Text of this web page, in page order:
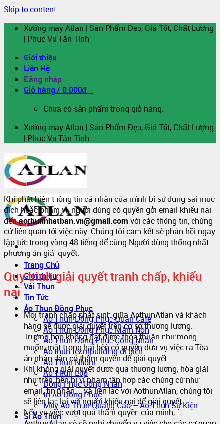
Skip to content
Xưởng may Atlan | Sản Phẩm Đẹp, Giá Tốt, Chất Lượng
| Phục Vụ Tận Tình
Giới thiệu
Liên Hệ
Đăng nhập
Giỏ hàng / 0.000₫
Chưa có sản phẩm trong giỏ hàng.
Xưởng may Atlan | Sản Phẩm Đẹp, Giá Tốt, Chất Lượng
| Phục Vụ Tận Tình
Trang Chủ
Giới thiệu
Vải Thun
Tin Tức
Áo Thun Đồng Phục
Áo Thun Đồng Phục Quán Cafe
Áo Thun Đồng Phục Mầm Non
Áo Thun Đồng Phục Công Nhân
Áo thun teambuilding đi biển
Áo Thun Nhóm
Áo Thun Lớp
Đồng Phục Công Nhân
In Áo Đồng Phục
May Áo Thun Quảng Cáo – Áo Thun Sự Kiện
Sỉ Áo Thun
Khi phát hiện thông tin cá nhân của mình bị sử dụng sai mục
đích hoặc phạm vi, người dùng có quyền gởi email khiếu nại
đếnaothunnhatban.vn@gmail.com với các thông tin, chứng
cứ liên quan tới việc này. Chúng tôi cam kết sẽ phản hồi ngay
lập tức trong vòng 48 tiếng để cùng Người dùng thống nhất
phương án giải quyết.
Quy trình giải quyết tranh chấp, khiếu
nại
Mọi tranh chấp phát sinh giữa AothunAtlan và khách
hàng sẽ được giải quyết trên cơ sở thương lượng.
Trường hợp không đạt được thỏa thuận như mong
muốn, một trong hai bên có quyền đưa vụ việc ra Tòa
án nhân dân có thẩm quyền để giải quyết.
Khi không giải quyết được qua thương lượng, hòa giải
như trên, bên bị vi phạm tập hợp các chứng cứ như
email, tin nhắn … và liên lạc với AothunAtlan, chúng tôi
sẽ liên lạc lại với người khiếu nại để giải quyết.
Nếu vụ việc vượt quá thẩm quyền của mình,